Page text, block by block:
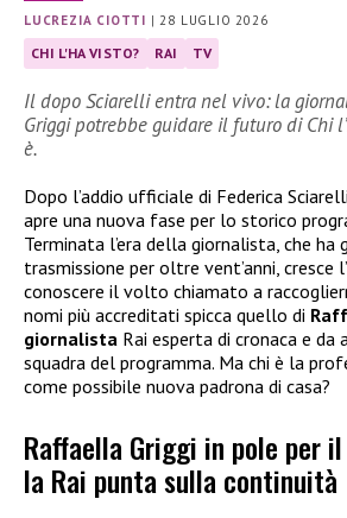
LUCREZIA CIOTTI |28 LUGLIO 2026
CHI L'HA VISTO? RAI TV
Il dopo Sciarelli entra nel vivo: la
Griggi potrebbe guidare il futuro di Chi
è.
Dopo l’addio ufficiale di Federica
apre una nuova fase per lo storico
Terminata l’era della giornalista, che ha
trasmissione per oltre vent’anni, cresce
conoscere il volto chiamato a
nomi più accreditati spicca quello di
giornalista Rai esperta di cronaca e da
squadra del programma. Ma chi è la
come possibile nuova padrona di casa?
Raffaella Griggi in pole per
la Rai punta sulla continuità